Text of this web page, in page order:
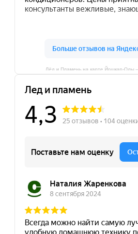
Лёд и Пламень на карте Йошкар‑Олы